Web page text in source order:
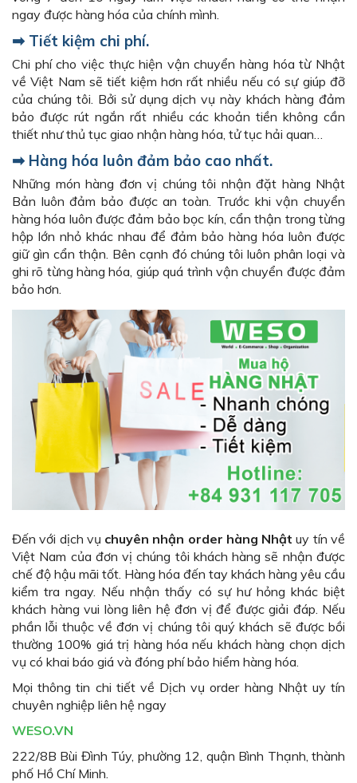
ngay được hàng hóa của chính mình.
➡ Tiết kiệm chi phí.
Chi phí cho việc thực hiện vận chuyển hàng hóa từ Nhật
về Việt Nam sẽ tiết kiệm hơn rất nhiều nếu có sự giúp đỡ
của chúng tôi. Bởi sử dụng dịch vụ này khách hàng đảm
bảo được rút ngắn rất nhiều các khoản tiền không cần
thiết như thủ tục giao nhận hàng hóa, tử tục hải quan…
➡ Hàng hóa luôn đảm bảo cao nhất.
Những món hàng đơn vị chúng tôi nhận đặt hàng Nhật
Bản luôn đảm bảo được an toàn. Trước khi vận chuyển
hàng hóa luôn được đảm bảo bọc kín, cẩn thận trong từng
hộp lớn nhỏ khác nhau để đảm bảo hàng hóa luôn được
giữ gìn cẩn thận. Bên cạnh đó chúng tôi luôn phân loại và
ghi rõ từng hàng hóa, giúp quá trình vận chuyển được đảm
bảo hơn.
Đến với dịch vụ chuyên nhận order hàng Nhật uy tín về
Việt Nam của đơn vị chúng tôi khách hàng sẽ nhận được
chế độ hậu mãi tốt. Hàng hóa đến tay khách hàng yêu cầu
kiểm tra ngay. Nếu nhận thấy có sự hư hỏng khác biệt
khách hàng vui lòng liên hệ đơn vị để được giải đáp. Nếu
phần lỗi thuộc về đơn vị chúng tôi quý khách sẽ được bồi
thường 100% giá trị hàng hóa nếu khách hàng chọn dịch
vụ có khai báo giá và đóng phí bảo hiểm hàng hóa.
Mọi thông tin chi tiết về Dịch vụ order hàng Nhật uy tín
chuyên nghiệp liên hệ ngay
WESO.VN
222/8B Bùi Đình Túy, phường 12, quận Bình Thạnh, thành
phố Hồ Chí Minh.